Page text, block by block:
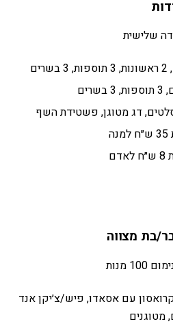
שלישית
בת מצווה
מנות
עם אסאדו, פיש/צ׳יקן אנד
מטוגנים